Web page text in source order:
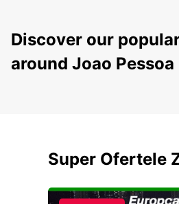
Discover our
around Joao Pessoa
Super Ofertele